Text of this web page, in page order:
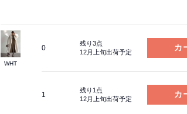
WHT
0
残り3点
12月上旬出荷予定
1
残り1点
12月上旬出荷予定